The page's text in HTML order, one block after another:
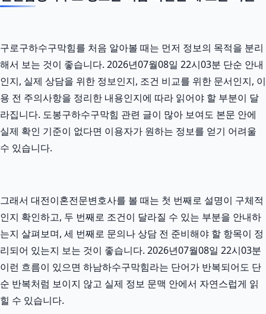
구로구하수구막힘를 처음 알아볼 때는 먼저 정보의 목적을 분리
해서 보는 것이 좋습니다. 2026년07월08일 22시03분 단순 안내
인지, 실제 상담을 위한 정보인지, 조건 비교를 위한 문서인지, 이
용 전 주의사항을 정리한 내용인지에 따라 읽어야 할 부분이 달
라집니다. 도봉구하수구막힘 관련 글이 많아 보여도 본문 안에
실제 확인 기준이 없다면 이용자가 원하는 정보를 얻기 어려울
수 있습니다.
그래서 대전이혼전문변호사를 볼 때는 첫 번째로 설명이 구체적
인지 확인하고, 두 번째로 조건이 달라질 수 있는 부분을 안내하
는지 살펴보며, 세 번째로 문의나 상담 전 준비해야 할 항목이 정
리되어 있는지 보는 것이 좋습니다. 2026년07월08일 22시03분
이런 흐름이 있으면 하남하수구막힘라는 단어가 반복되어도 단
순 반복처럼 보이지 않고 실제 정보 문맥 안에서 자연스럽게 읽
힐 수 있습니다.